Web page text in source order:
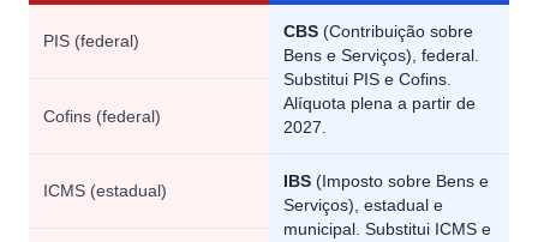
PIS (federal) CBS (Contribuição sobre
Bens e Serviços), federal.
Substitui PIS e Cofins.
Alíquota plena a partir de
2027.
Cofins (federal)
ICMS (estadual) IBS (Imposto sobre Bens e
Serviços), estadual e
municipal. Substitui ICMS e